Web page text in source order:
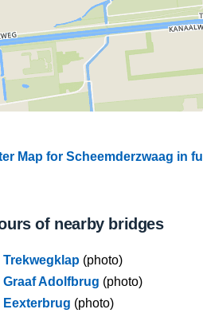
Map for Scheemderzwaag in
of nearby bridges
Trekwegklap (photo)
Graaf Adolfbrug (photo)
Eexterbrug (photo)